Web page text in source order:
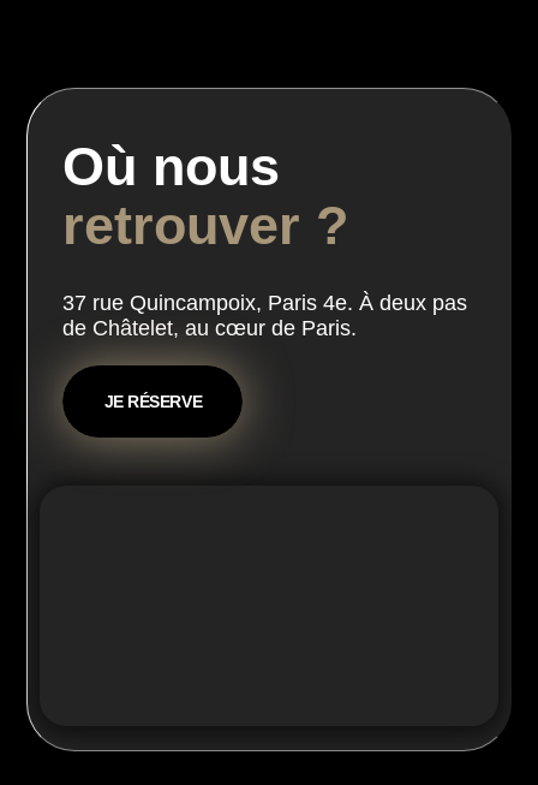
Où nous
retrouver ?
37 rue Quincampoix, Paris 4e. À deux pas
de Châtelet, au cœur de Paris.
JE RÉSERVE